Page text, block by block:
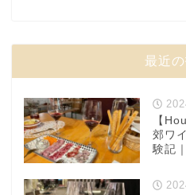
最近
【
郊ワ
験記